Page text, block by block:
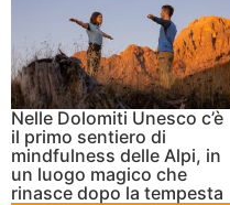
Nelle Dolomiti Unesco c’è
il primo sentiero di
mindfulness delle Alpi, in
un luogo magico che
rinasce dopo la tempesta